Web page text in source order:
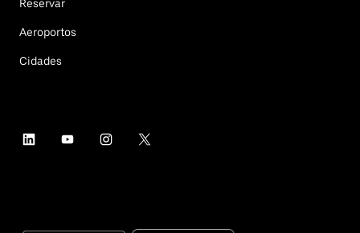
Reservar
Aeroportos
Cidades